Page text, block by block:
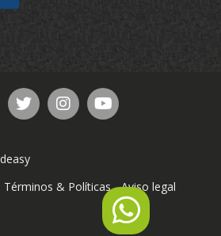
Términos & Políticas-Aviso legal